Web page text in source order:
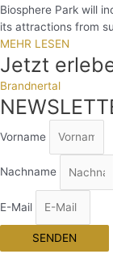
Biosphere Park will
its attractions from
MEHR LESEN
Jetzt
Brandnertal
Vorname
Nachname
E-Mail
SENDEN